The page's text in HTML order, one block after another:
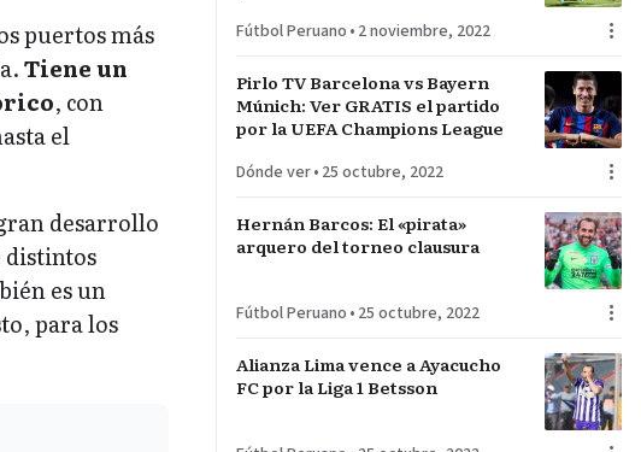
puertos más
Tiene un
, con
el
desarrollo
distintos
es un
para los
Fútbol Peruano • 2 noviembre, 2022
Pirlo TV Barcelona vs Bayern
Múnich: Ver GRATIS el partido
por la UEFA Champions League
Dónde ver• 25 octubre, 2022
Hernán Barcos: El «pirata»
arquero del torneo clausura
Fútbol Peruano • 25 octubre, 2022
Alianza Lima vence a Ayacucho
FC por la Liga 1 Betsson